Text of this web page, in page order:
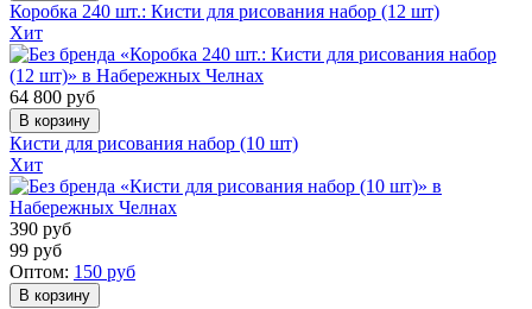
Коробка 240 шт.: Кисти для рисования набор (12 шт)
Хит
64 800 руб
Кисти для рисования набор (10 шт)
Хит
390 руб
99 руб
Оптом: 150 руб